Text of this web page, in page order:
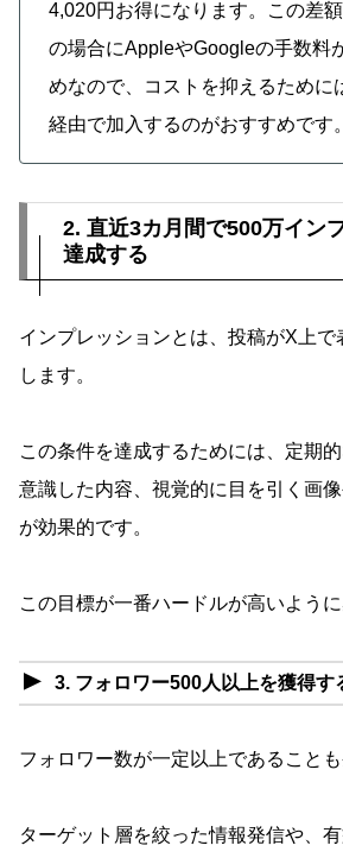
4,020円お得になります。この差
の場合にAppleやGoogleの手数料
めなので、コストを抑えるために
経由で加入するのがおすすめです。
2. 直近3カ月間で500万イン
達成する
インプレッションとは、投稿がX上
します。
この条件を達成するためには、定期
意識した内容、視覚的に目を引く画
が効果的です。
この目標が一番ハードルが高いように
3. フォロワー500人以上を獲得す
フォロワー数が一定以上であることも
ターゲット層を絞った情報発信や、